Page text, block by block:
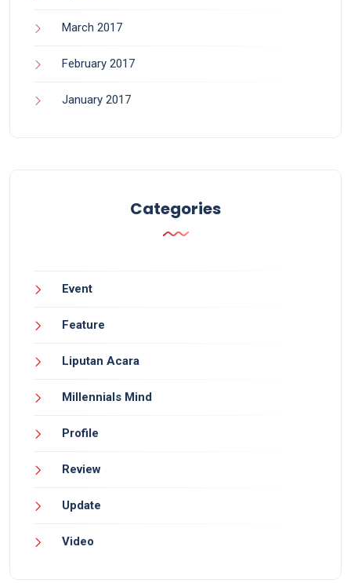
March 2017
February 2017
January 2017
Categories
Event
Feature
Liputan Acara
Millennials Mind
Profile
Review
Update
Video